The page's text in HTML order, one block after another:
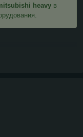
heavy в